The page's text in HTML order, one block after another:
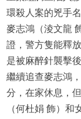
環殺人案的兇手
麥志鴻（淩文龍
證，警方隻能釋
是被麻醉針襲擊
繼續追查麥志鴻
分，在家休息，
（何杜娟 飾）和